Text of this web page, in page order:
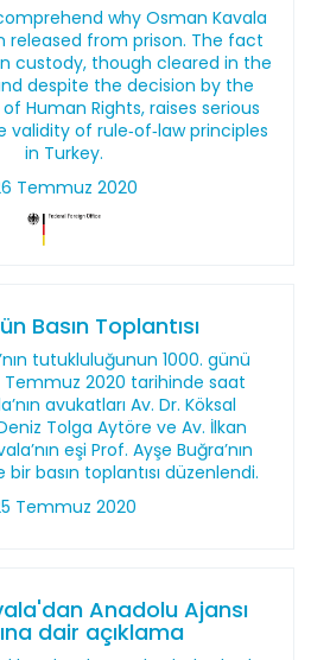
why Osman Kavala
released from prison. The fact
custody, though cleared in the
despite the decision by the
Human Rights, raises serious
of rule‑of‑law principles
in Turkey.
Temmuz 2020
Basın Toplantısı
tutukluluğunun 1000. günü
Temmuz 2020 tarihinde saat
avukatları Av. Dr. Köksal
Tolga Aytöre ve Av. İlkan
eşi Prof. Ayşe Buğra’nın
bir basın toplantısı düzenlendi.
Temmuz 2020
Anadolu Ajansı
dair açıklama